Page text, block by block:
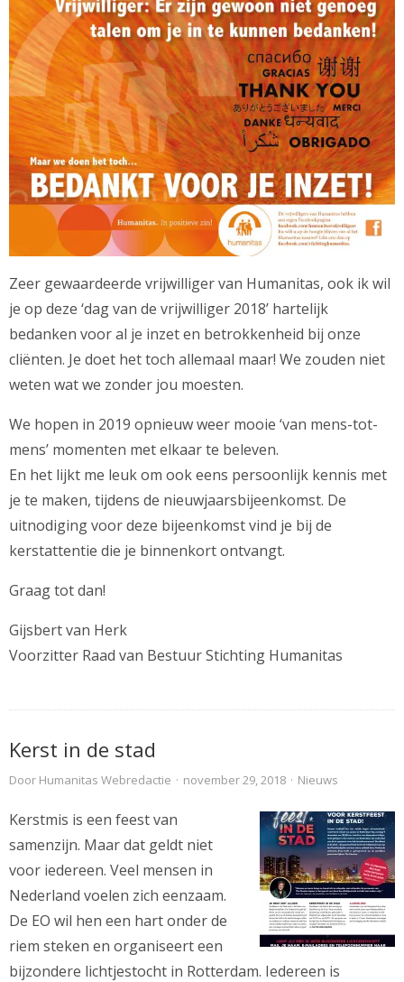
Zeer gewaardeerde vrijwilliger van Humanitas, ook ik wil
je op deze ‘dag van de vrijwilliger 2018’ hartelijk
bedanken voor al je inzet en betrokkenheid bij onze
cliënten. Je doet het toch allemaal maar! We zouden niet
weten wat we zonder jou moesten.
We hopen in 2019 opnieuw weer mooie ‘van mens-tot-
mens’ momenten met elkaar te beleven.
En het lijkt me leuk om ook eens persoonlijk kennis met
je te maken, tijdens de nieuwjaarsbijeenkomst. De
uitnodiging voor deze bijeenkomst vind je bij de
kerstattentie die je binnenkort ontvangt.
Graag tot dan!
Gijsbert van Herk
Voorzitter Raad van Bestuur Stichting Humanitas
Kerst in de stad
Door Humanitas Webredactie · november 29, 2018 · Nieuws
Kerstmis is een feest van
samenzijn. Maar dat geldt niet
voor iedereen. Veel mensen in
Nederland voelen zich eenzaam.
De EO wil hen een hart onder de
riem steken en organiseert een
bijzondere lichtjestocht in Rotterdam. Iedereen is